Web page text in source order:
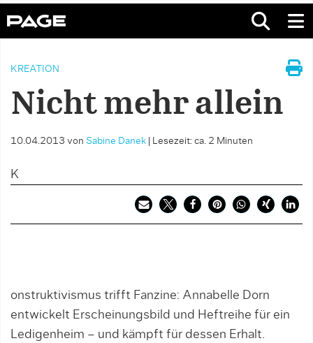
KREATION
Nicht mehr allein
10.04.2013 von Sabine Danek Lesezeit: ca. 2 Minuten
K
onstruktivismus trifft Fanzine: Annabelle Dorn
entwickelt Erscheinungsbild und Heftreihe für ein
Ledigenheim – und kämpft für dessen Erhalt.